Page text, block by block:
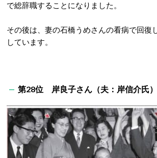
で総辞職することになりました。
その後は、妻の石橋うめさんの看病で回復し
しています。
第28位 岸良子さん（夫：岸信介氏）